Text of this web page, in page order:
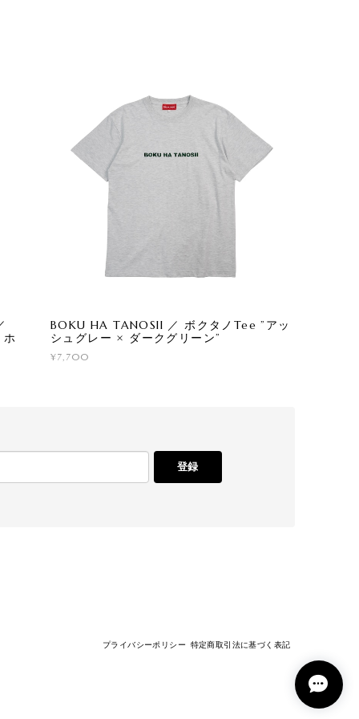
BOKU HA TANOSII ／ ボクタノTee ”アッ
シュグレー × ダークグリーン”
¥7,700
登録
プライバシーポリシー 特定商取引法に基づく表記